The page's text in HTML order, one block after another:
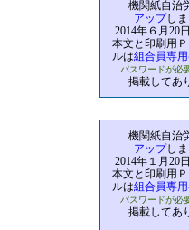
機関紙自治
アップしま
2014年６月20
本文と印刷用
ルは組合員専
パスワードが必
掲載してあ
機関紙自治
アップしま
2014年１月20
本文と印刷用
ルは組合員専
パスワードが必
掲載してあ